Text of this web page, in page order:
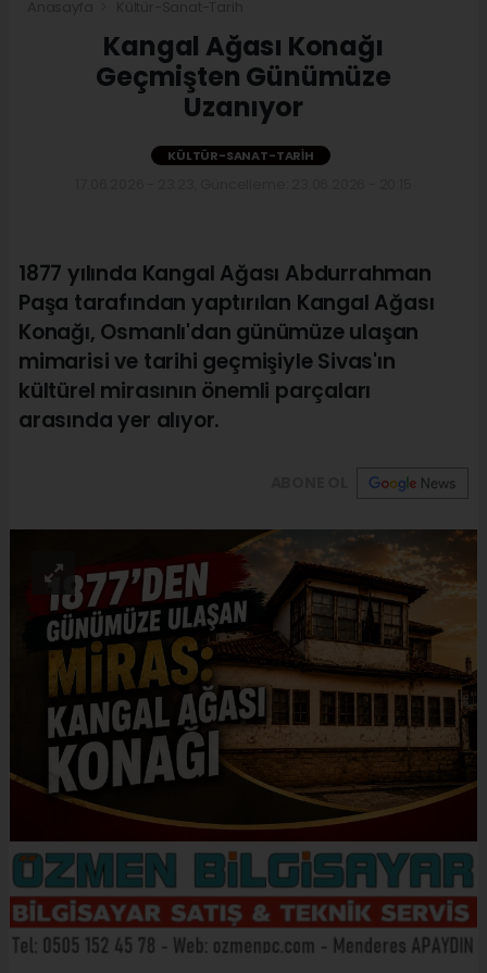
Kangal Ağası Konağı
Geçmişten Günümüze
Uzanıyor
KÜLTÜR-SANAT-TARIH
1877 yılında Kangal Ağası Abdurrahman
Paşa tarafından yaptırılan Kangal Ağası
Konağı, Osmanlı'dan günümüze ulaşan
mimarisi ve tarihi geçmişiyle Sivas'ın
kültürel mirasının önemli parçaları
arasında yer alıyor.